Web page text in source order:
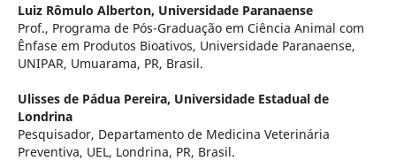
Luiz Rômulo Alberton, Universidade Paranaense
Prof., Programa de Pós-Graduação em Ciência Animal com
Ênfase em Produtos Bioativos, Universidade Paranaense,
UNIPAR, Umuarama, PR, Brasil.
Ulisses de Pádua Pereira, Universidade Estadual de
Londrina
Pesquisador, Departamento de Medicina Veterinária
Preventiva, UEL, Londrina, PR, Brasil.